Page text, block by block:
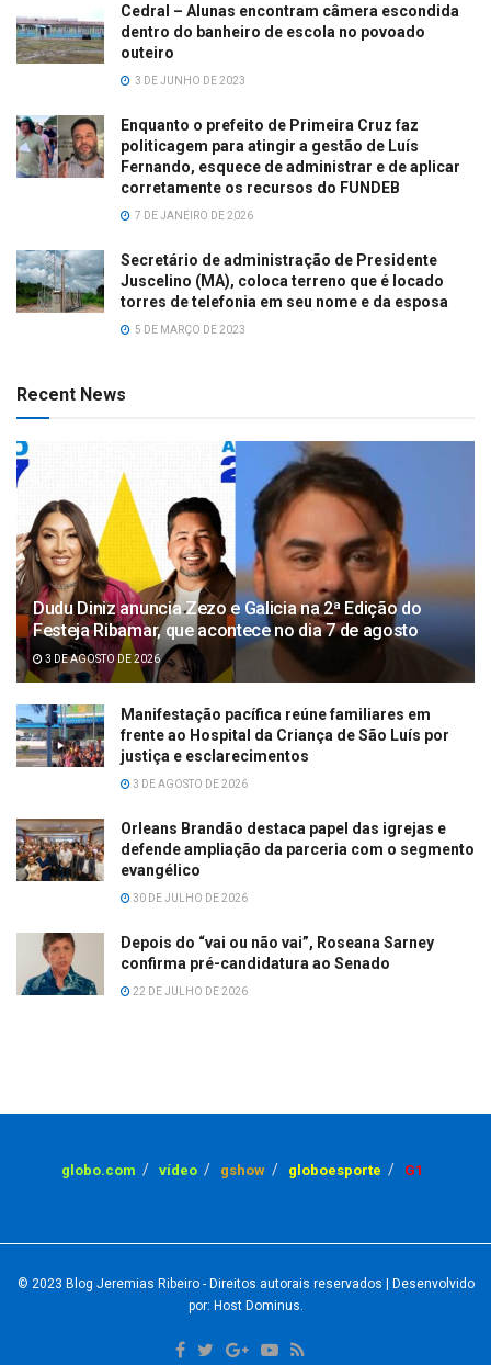
Cedral – Alunas encontram câmera escondida
dentro do banheiro de escola no povoado
outeiro
3 DE JUNHO DE 2023
Enquanto o prefeito de Primeira Cruz faz
politicagem para atingir a gestão de Luís
Fernando, esquece de administrar e de aplicar
corretamente os recursos do FUNDEB
7 DE JANEIRO DE 2026
Secretário de administração de Presidente
Juscelino (MA), coloca terreno que é locado
torres de telefonia em seu nome e da esposa
5 DE MARÇO DE 2023
Recent News
Dudu Diniz anuncia Zezo e Galicia na 2ª Edição do
Festeja Ribamar, que acontece no dia 7 de agosto
3 DE AGOSTO DE 2026
Manifestação pacífica reúne familiares em
frente ao Hospital da Criança de São Luís por
justiça e esclarecimentos
3 DE AGOSTO DE 2026
Orleans Brandão destaca papel das igrejas e
defende ampliação da parceria com o segmento
evangélico
30 DE JULHO DE 2026
Depois do “vai ou não vai”, Roseana Sarney
confirma pré-candidatura ao Senado
22 DE JULHO DE 2026
globo.com vídeo gshow globoesporte G1
© 2023 Blog Jeremias Ribeiro- Direitos autorais reservados | Desenvolvido
por: Host Dominus.